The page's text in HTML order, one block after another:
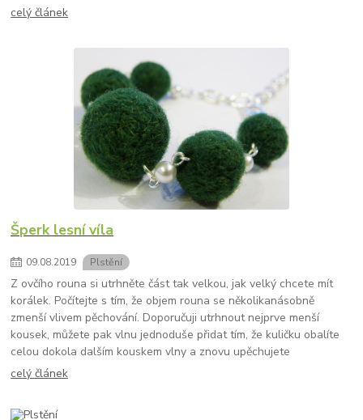
celý článek
Šperk lesní víla
09.08.2019 Plstění
Z ovčího rouna si utrhněte část tak velkou, jak velký chcete mít
korálek. Počítejte s tím, že objem rouna se několikanásobně
zmenší vlivem pěchování. Doporučuji utrhnout nejprve menší
kousek, můžete pak vlnu jednoduše přidat tím, že kuličku obalíte
celou dokola dalším kouskem vlny a znovu upěchujete
celý článek